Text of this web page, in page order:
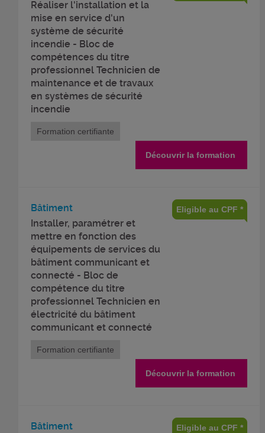
Réaliser l'installation et la
mise en service d'un
système de sécurité
incendie - Bloc de
compétences du titre
professionnel Technicien de
maintenance et de travaux
en systèmes de sécurité
incendie
Formation certifiante
Découvrir la formation
Bâtiment
Installer, paramétrer et
mettre en fonction des
équipements de services du
bâtiment communicant et
connecté - Bloc de
compétence du titre
professionnel Technicien en
électricité du bâtiment
communicant et connecté
Eligible au CPF *
Formation certifiante
Découvrir la formation
Bâtiment Eligible au CPF *